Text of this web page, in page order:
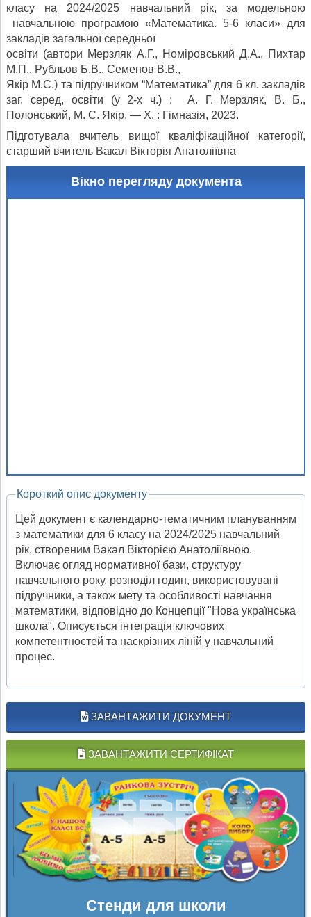
класу на 2024/2025 навчальний рік, за модельною
навчальною програмою «Математика. 5-6 класи» для
закладів загальної середньої
освіти (автори Мерзляк А.Г., Номіровський Д.А., Пихтар
М.П., Рубльов Б.В., Семенов В.В.,
Якір М.С.) та підручником “Математика” для 6 кл. закладів
заг. серед, освіти (у 2-х ч.) : А. Г. Мерзляк, В. Б.,
Полонський, М. С. Якір. — X. : Гімназія, 2023.
Підготувала вчитель вищої кваліфікаційної категорії,
старший вчитель Вакал Вікторія Анатоліївна
Вікно перегляду документа
Короткий опис документу
Цей документ є календарно-тематичним плануванням
з математики для 6 класу на 2024/2025 навчальний
рік, створеним Вакал Вікторією Анатоліївною.
Включає огляд нормативної бази, структуру
навчального року, розподіл годин, використовувані
підручники, а також мету та особливості навчання
математики, відповідно до Концепції "Нова українська
школа". Описується інтеграція ключових
компетентностей та наскрізних ліній у навчальний
процес.
ЗАВАНТАЖИТИ ДОКУМЕНТ
ЗАВАНТАЖИТИ СЕРТИФІКАТ
Стенди для школи